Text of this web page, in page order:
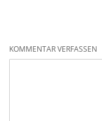
KOMMENTAR VERFASSEN